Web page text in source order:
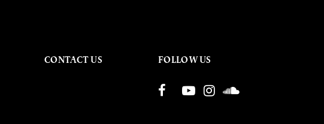
CONTACT US FOLLOW US